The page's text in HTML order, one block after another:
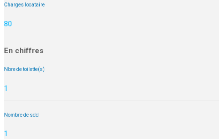
Charges locataire
80
En chiffres
Nbre de toilette(s)
1
Nombre de sdd
1